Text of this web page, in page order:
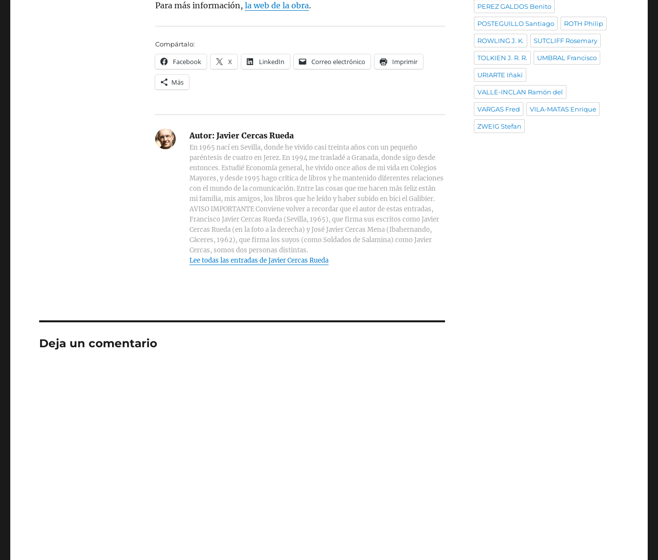
Para más información, la web de la obra.
Compártalo:
Facebook X LinkedIn Correo electrónico Imprimir
Más
Autor:Javier Cercas Rueda
En 1965 nací en Sevilla, donde he vivido casi treinta años con un pequeño
paréntesis de cuatro en Jerez. En 1994 me trasladé a Granada, donde sigo desde
entonces. Estudié Economía general, he vivido once años de mi vida en Colegios
Mayores, y desde 1995 hago crítica de libros y he mantenido diferentes relaciones
con el mundo de la comunicación. Entre las cosas que me hacen más feliz están
mi familia, mis amigos, los libros que he leído y haber subido en bici el Galibier.
AVISO IMPORTANTE Conviene volver a recordar que el autor de estas entradas,
Francisco Javier Cercas Rueda (Sevilla, 1965), que firma sus escritos como Javier
Cercas Rueda (en la foto a la derecha) y José Javier Cercas Mena (Ibahernando,
Cáceres, 1962), que firma los suyos (como Soldados de Salamina) como Javier
Cercas, somos dos personas distintas.
Lee todas las entradas de Javier Cercas Rueda
Deja un comentario
PEREZ GALDOS Benito
POSTEGUILLO Santiago ROTH Philip
ROWLING J. K. SUTCLIFF Rosemary
TOLKIEN J. R. R. UMBRAL Francisco
URIARTE Iñaki
VALLE-INCLAN Ramón del
VARGAS Fred VILA-MATAS Enrique
ZWEIG Stefan